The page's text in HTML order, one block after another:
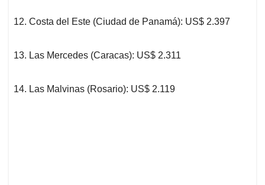
12. Costa del Este (Ciudad de Panamá): US$ 2.397
13. Las Mercedes (Caracas): US$ 2.311
14. Las Malvinas (Rosario): US$ 2.119